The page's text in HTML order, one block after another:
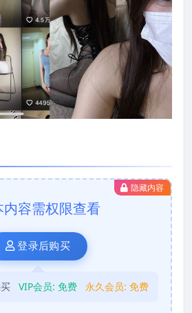
隐藏内容
内容需权限查看
登录后购买
VIP会员: 免费 永久会员: 免费